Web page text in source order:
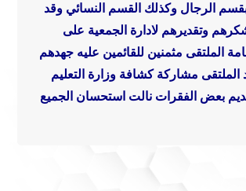
الرجال وكذلك القسم النسائي وقد
وتقديرهم لادارة الجمعية على
الملتقى مثمنين للقائمين عليه جهدهم
مشاركة كشافة وزارة التعليم
بعض الفقرات نالت استحسان الجميع